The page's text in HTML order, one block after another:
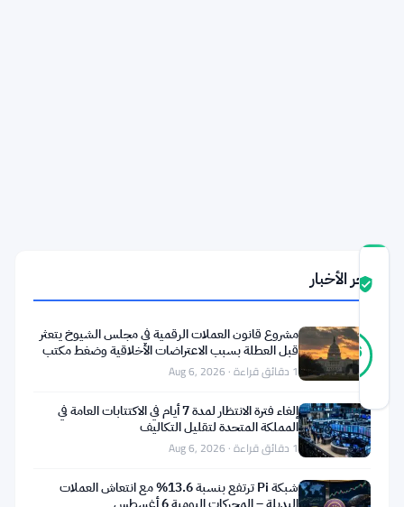
ثقة
المجتمع
موثّق
96
%
حقيقي
موثّق
25
أصوات
يواجه
سبانيولو،
آخر الأخبار
مشروع قانون العملات الرقمية في مجلس الشيوخ يتعثر
قبل العطلة بسبب الاعتراضات الأخلاقية وضغط مكتب
التحقيقات1 دقائق قراءة · Aug 6, 2026
إلغاء فترة الانتظار لمدة 7 أيام في الاكتتابات العامة في
المملكة المتحدة لتقليل التكاليف
1 دقائق قراءة · Aug 6, 2026
شبكة Pi ترتفع بنسبة 13.6% مع انتعاش العملات